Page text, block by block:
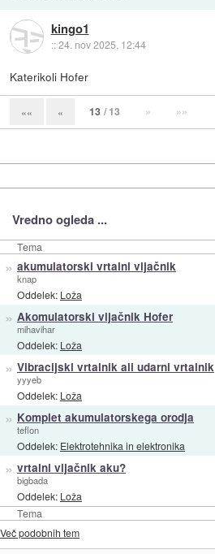
kingo1
::24. nov 2025, 12:44
Katerikoli Hofer
«« « 13 / 13 » »»
Vredno ogleda ...
Tema
Tema
» akumulatorski vrtalni vijačnik
knap
Oddelek: Loža
» Akomulatorski vijačnik Hofer
mihavihar
Oddelek: Loža
» Vibracijski vrtalnik ali udarni vrtalnik
yyyeb
Oddelek: Loža
» Komplet akumulatorskega orodja
teflon
Oddelek: Elektrotehnika in elektronika
» vrtalni vijačnik aku?
bigbada
Oddelek: Loža
Več podobnih tem